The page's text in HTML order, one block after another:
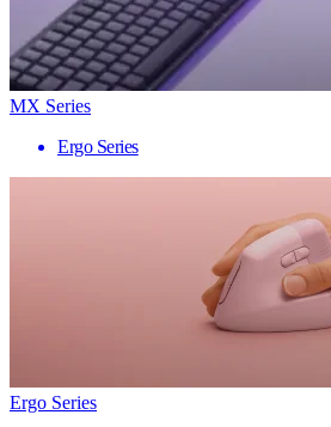
MX Series
Ergo Series
Ergo Series